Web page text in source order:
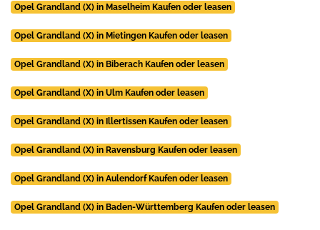
Opel Grandland (X) in Maselheim Kaufen oder leasen
Opel Grandland (X) in Mietingen Kaufen oder leasen
Opel Grandland (X) in Biberach Kaufen oder leasen
Opel Grandland (X) in Ulm Kaufen oder leasen
Opel Grandland (X) in Illertissen Kaufen oder leasen
Opel Grandland (X) in Ravensburg Kaufen oder leasen
Opel Grandland (X) in Aulendorf Kaufen oder leasen
Opel Grandland (X) in Baden-Württemberg Kaufen oder leasen